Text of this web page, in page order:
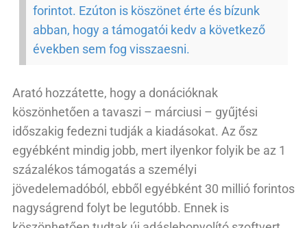
forintot. Ezúton is köszönet érte és bízunk
abban, hogy a támogatói kedv a következő
években sem fog visszaesni.
Arató hozzátette, hogy a donációknak
köszönhetően a tavaszi – márciusi – gyűjtési
időszakig fedezni tudják a kiadásokat. Az ősz
egyébként mindig jobb, mert ilyenkor folyik be az 1
százalékos támogatás a személyi
jövedelemadóból, ebből egyébként 30 millió forintos
nagyságrend folyt be legutóbb. Ennek is